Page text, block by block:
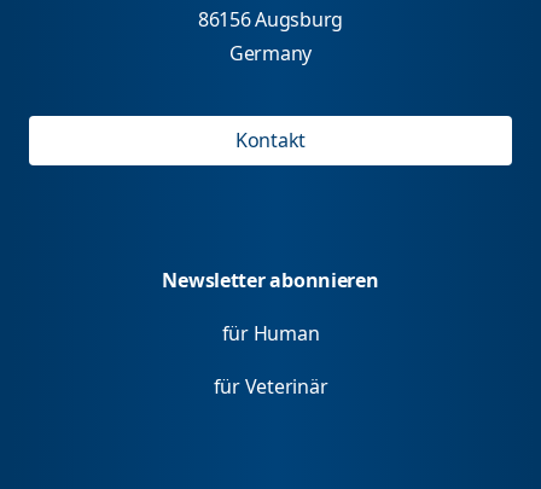
86156 Augsburg
Germany
Kontakt
Newsletter abonnieren
für Human
für Veterinär